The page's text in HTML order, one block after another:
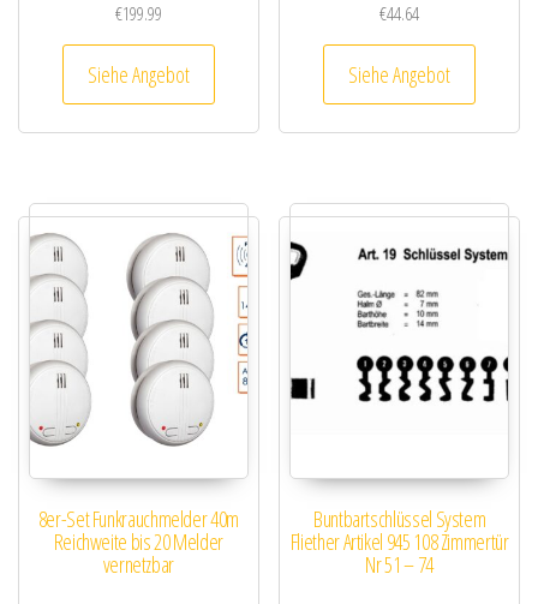
€199.99
Siehe Angebot
€44.64
Siehe Angebot
8er-Set Funkrauchmelder 40m
Reichweite bis 20 Melder
vernetzbar
Buntbartschlüssel System
Fliether Artikel 945 108 Zimmertür
Nr 51 – 74